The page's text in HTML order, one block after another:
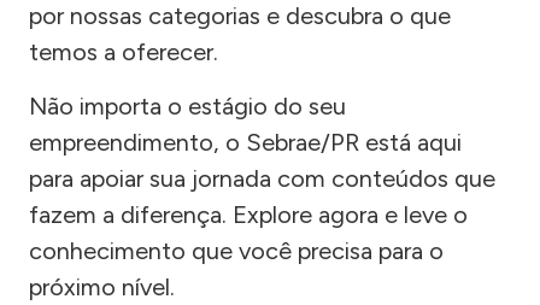
por nossas categorias e descubra o que
temos a oferecer.
Não importa o estágio do seu
empreendimento, o Sebrae/PR está aqui
para apoiar sua jornada com conteúdos que
fazem a diferença. Explore agora e leve o
conhecimento que você precisa para o
próximo nível.